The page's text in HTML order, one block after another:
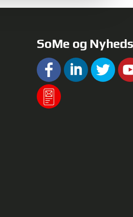
ikke længere
dk/windows-vista/delete-
cookies
bin/answer.py?
SoMe og